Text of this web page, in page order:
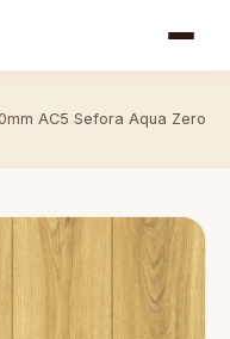
AC5 Sefora Aqua Zero